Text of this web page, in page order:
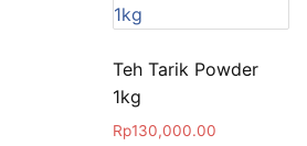
Teh Tarik Powder
1kg
Rp130,000.00